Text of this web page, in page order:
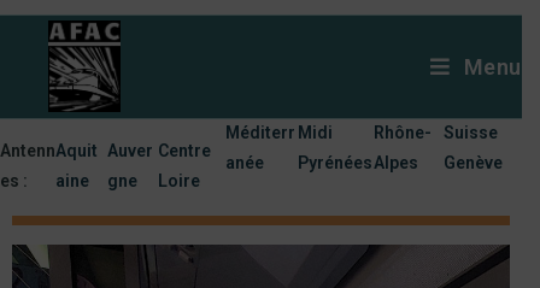
Menu
Antenn
es :
Aquit
aine
Auver
gne
Centre
Loire
Méditerr
anée
Midi
Pyrénées
Rhône-
Alpes
Suisse
Genève